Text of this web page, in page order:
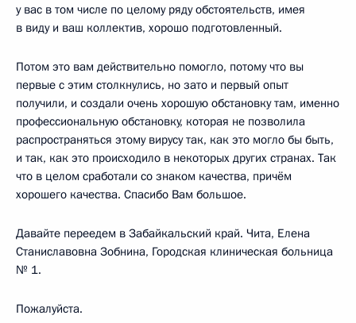
у вас в том числе по целому ряду обстоятельств, имея
в виду и ваш коллектив, хорошо подготовленный.
Потом это вам действительно помогло, потому что вы
первые с этим столкнулись, но зато и первый опыт
получили, и создали очень хорошую обстановку там, именно
профессиональную обстановку, которая не позволила
распространяться этому вирусу так, как это могло бы быть,
и так, как это происходило в некоторых других странах. Так
что в целом сработали со знаком качества, причём
хорошего качества. Спасибо Вам большое.
Давайте переедем в Забайкальский край. Чита, Елена
Станиславовна Зобнина, Городская клиническая больница
№ 1.
Пожалуйста.